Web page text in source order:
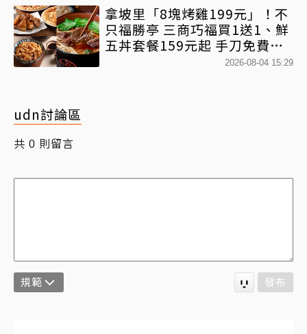
拿坡里「8塊烤雞199元」！不
只福勝亭 三商巧福買1送1、鮮
五丼套餐159元起 手刀免費領
2026-08-04 15:29
udn討論區
共 0 則留言
規範 發布